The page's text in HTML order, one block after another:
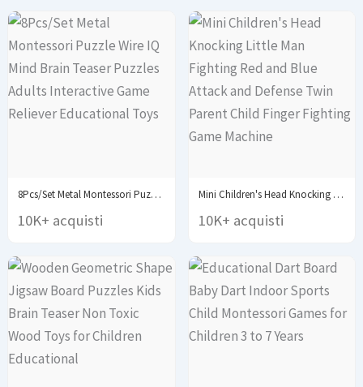
8Pcs/Set Metal Montessori Puzzle Wire IQ Mind Brain...
10K+ acquisti
Mini Children's Head Knocking Little Man Fighting Red...
10K+ acquisti